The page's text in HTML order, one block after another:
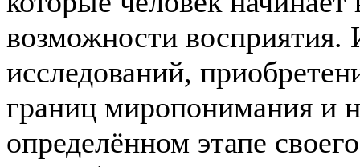
возможности
исследований,
границ миропонимания и
определённом этапе